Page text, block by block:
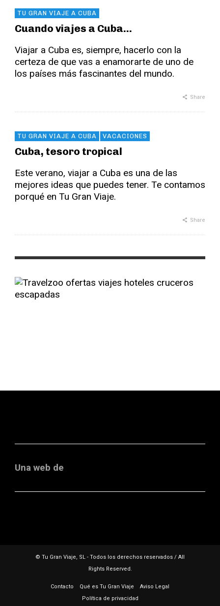
TU GRAN VIAJE A CUBA
Cuando viajes a Cuba…
Viajar a Cuba es, siempre, hacerlo con la
certeza de que vas a enamorarte de uno de
los países más fascinantes del mundo.
Share
TU GRAN VIAJE A CUBA VACACIONES
Cuba, tesoro tropical
Este verano, viajar a Cuba es una de las
mejores ideas que puedes tener. Te contamos
porqué en Tu Gran Viaje.
Share
Una web de
© Tu Gran Viaje, SL - Todos los derechos reservados / All
Rights Reserved.
Contacto Qué es Tu Gran Viaje
Aviso Legal
Política de privacidad